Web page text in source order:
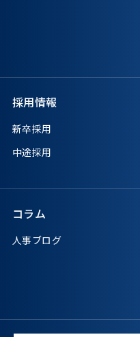
採用情報
新卒採用
中途採用
コラム
人事ブログ